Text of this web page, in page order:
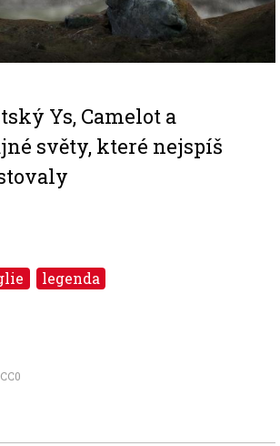
Ys, Camelot a
světy, které nejspíš
legenda
CC0